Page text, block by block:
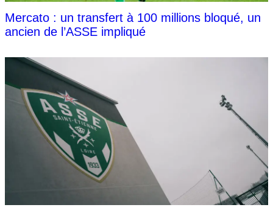
Mercato : un transfert à 100 millions bloqué, un
ancien de l’ASSE impliqué